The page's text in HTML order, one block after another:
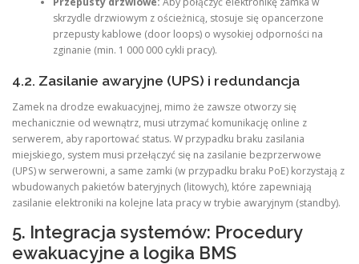
skrzydle drzwiowym z ościeżnicą, stosuje się opancerzone
przepusty kablowe (door loops) o wysokiej odporności na
zginanie (min. 1 000 000 cykli pracy).
4.2. Zasilanie awaryjne (UPS) i redundancja
Zamek na drodze ewakuacyjnej, mimo że zawsze otworzy się
mechanicznie od wewnątrz, musi utrzymać komunikację online z
serwerem, aby raportować status. W przypadku braku zasilania
miejskiego, system musi przełączyć się na zasilanie bezprzerwowe
(UPS) w serwerowni, a same zamki (w przypadku braku PoE) korzystają z
wbudowanych pakietów bateryjnych (litowych), które zapewniają
zasilanie elektroniki na kolejne lata pracy w trybie awaryjnym (standby).
5. Integracja systemów: Procedury
ewakuacyjne a logika BMS